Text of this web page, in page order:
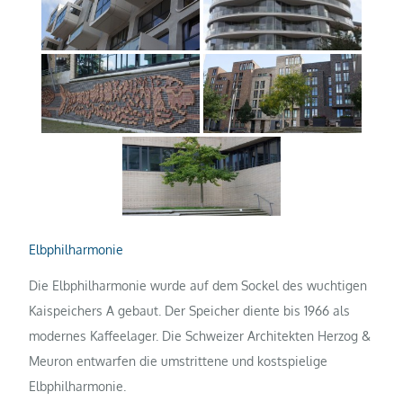
Elbphilharmonie
Die Elbphilharmonie wurde auf dem Sockel des wuchtigen
Kaispeichers A gebaut. Der Speicher diente bis 1966 als
modernes Kaffeelager. Die Schweizer Architekten Herzog &
Meuron entwarfen die umstrittene und kostspielige
Elbphilharmonie.